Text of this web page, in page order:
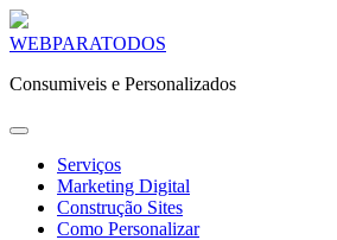
Skip
content
WEBPARATODOS
Consumiveis e Personalizados
Serviços
Marketing Digital
Construção Sites
Como Personalizar